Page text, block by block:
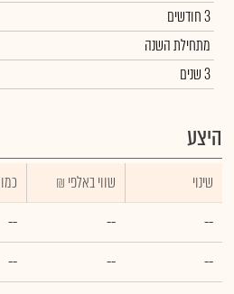
3 חודשים
מתחילת השנה
3 שנים
היצע
שינוי ₪ שווי באלפי
--
--
--
--
--
--